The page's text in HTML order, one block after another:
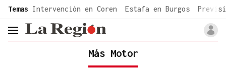
common.go-to-content
Temas Intervención en Coren Estafa en Burgos
header.menu.open
Más Motor